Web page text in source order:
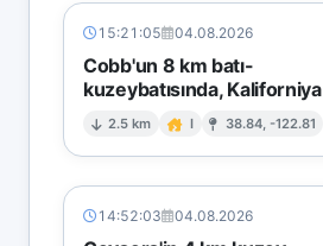
15:21:05 04.08.2026
Cobb'un 8 km batı-
kuzeybatısında, Kaliforniya
2.5 km I 38.84, -122.81
14:52:03 04.08.2026